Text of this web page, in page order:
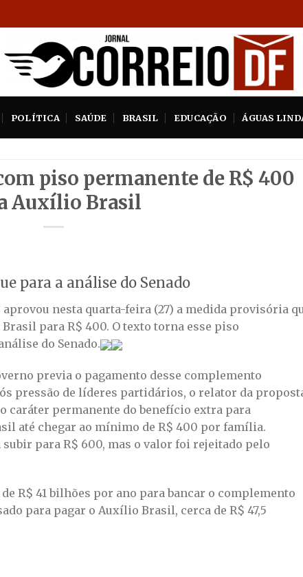
POLÍTICA SAÚDE BRASIL EDUCAÇÃO ÁGUAS
piso permanente de R$ 400
Auxílio Brasil
para a análise do Senado
nesta quarta-feira (27) a medida provisória
para R$ 400. O texto torna esse piso
do Senado.
previa o pagamento desse complemento
pressão de líderes partidários, o relator da
caráter permanente do benefício extra para
até chegar ao mínimo de R$ 400 por família.
para R$ 600, mas o valor foi rejeitado pelo
R$ 41 bilhões por ano para bancar o complemento
para pagar o Auxílio Brasil, cerca de R$ 47,5